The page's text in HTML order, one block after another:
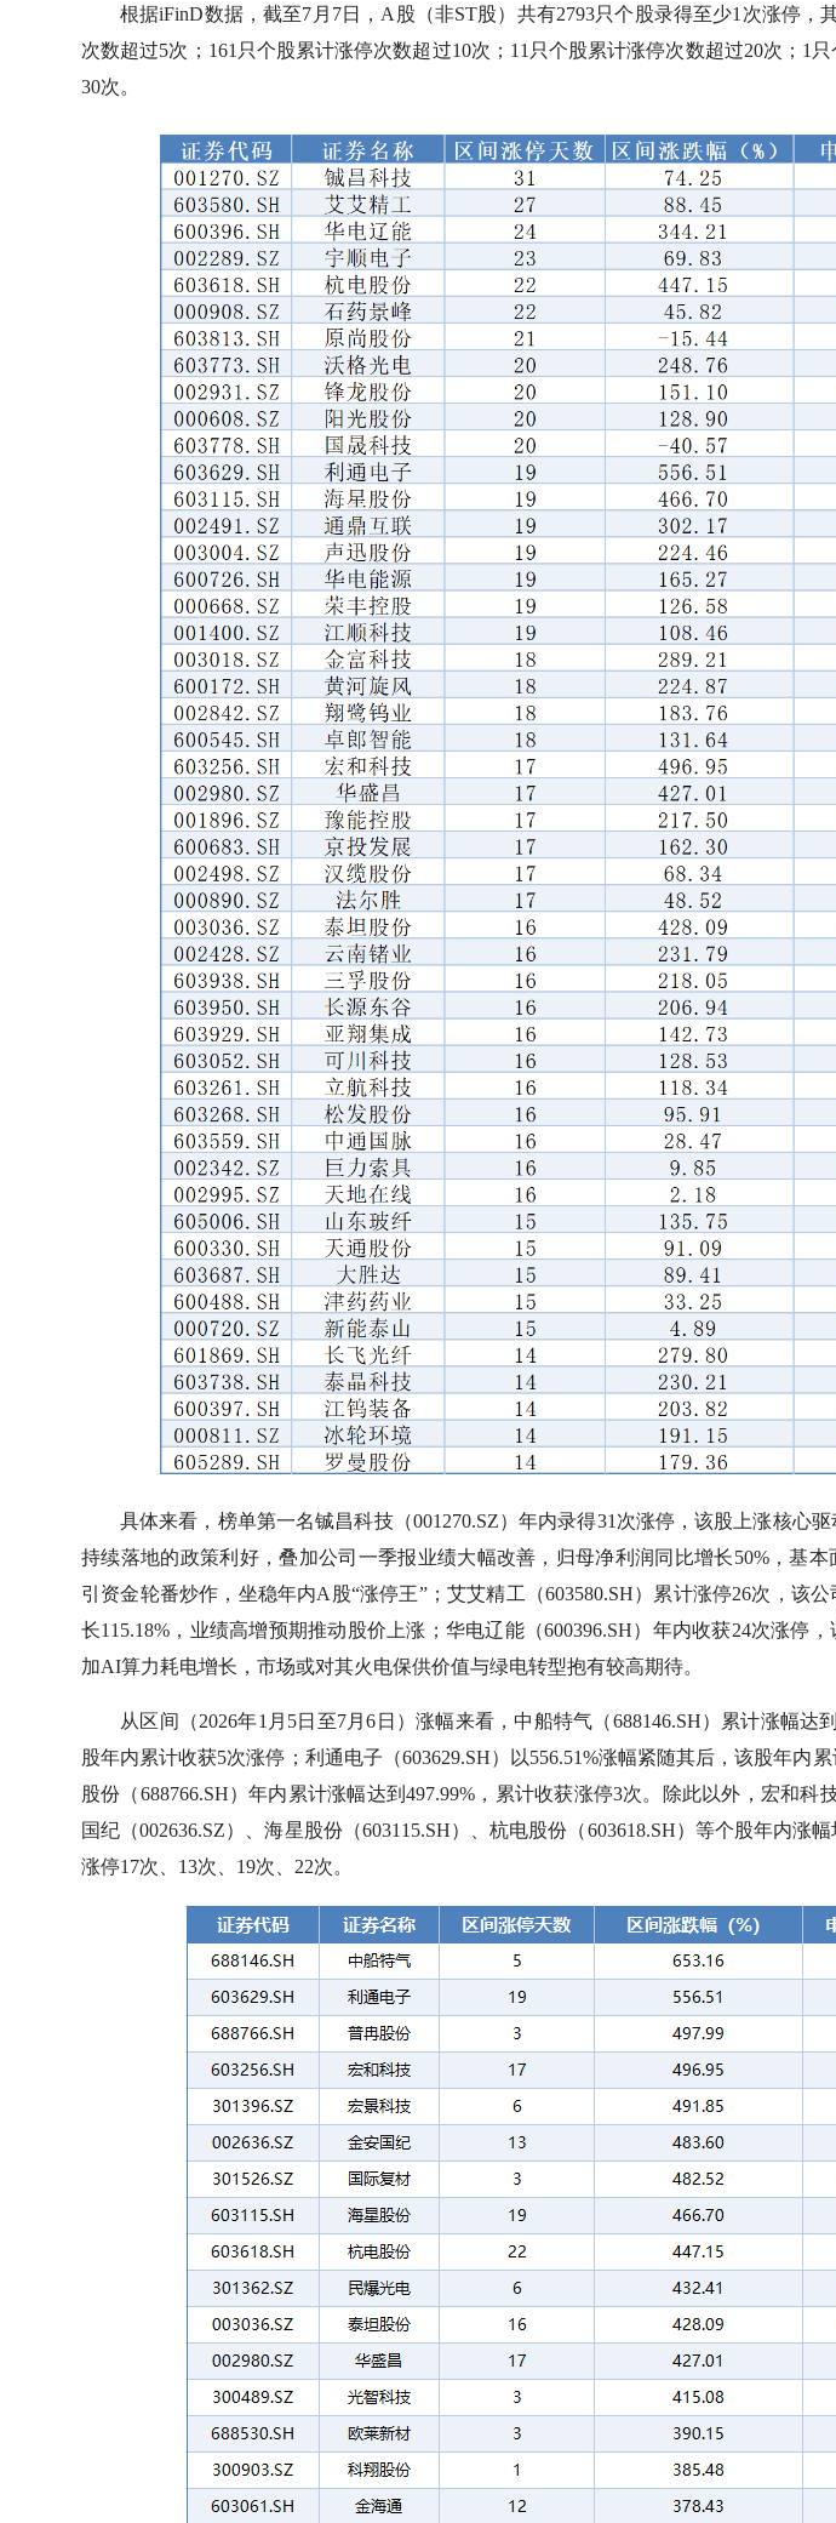
根据iFinD数据，截至7月7日，A股（非ST股）共有2793只个股录得至少1次涨停，
次数超过5次；161只个股累计涨停次数超过10次；11只个股累计涨停次数超过20次；1
30次。
具体来看，榜单第一名铖昌科技（001270.SZ）年内录得31次涨停，该股上涨核心
持续落地的政策利好，叠加公司一季报业绩大幅改善，归母净利润同比增长50%，基本
引资金轮番炒作，坐稳年内A股“涨停王”；艾艾精工（603580.SH）累计涨停26次，该
长115.18%，业绩高增预期推动股价上涨；华电辽能（600396.SH）年内收获24次涨停
加AI算力耗电增长，市场或对其火电保供价值与绿电转型抱有较高期待。
从区间（2026年1月5日至7月6日）涨幅来看，中船特气（688146.SH）累计涨幅达
股年内累计收获5次涨停；利通电子（603629.SH）以556.51%涨幅紧随其后，该股年内
股份（688766.SH）年内累计涨幅达到497.99%，累计收获涨停3次。除此以外，宏和科
国纪（002636.SZ）、海星股份（603115.SH）、杭电股份（603618.SH）等个股年内涨
涨停17次、13次、19次、22次。